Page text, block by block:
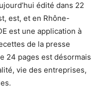
édité dans 22
est, et en Rhône-
est une application à
de la presse
24 pages est désormais
vie des entreprises,